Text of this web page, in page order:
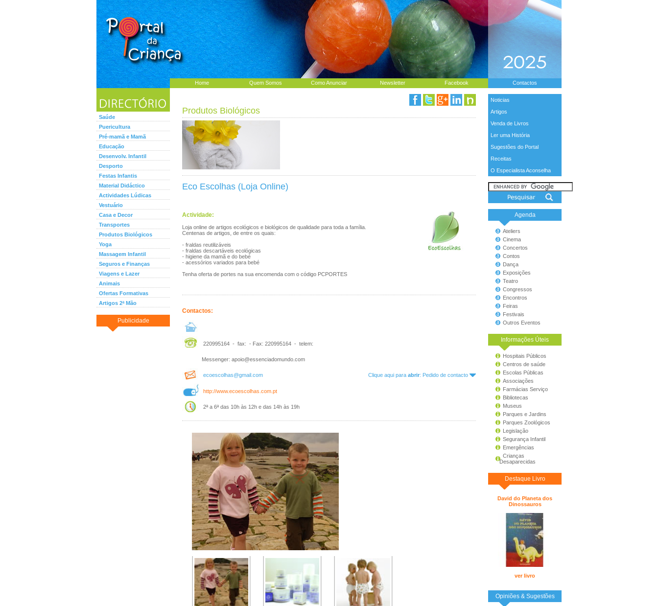
Home Quem Somos Como Anunciar Newsletter Facebook Contactos
Saúde
Puericultura
Pré-mamã e Mamã
Educação
Desenvolv. Infantil
Desporto
Festas Infantis
Material Didáctico
Actividades Lúdicas
Vestuário
Casa e Decor
Transportes
Produtos Biológicos
Yoga
Massagem Infantil
Seguros e Finanças
Viagens e Lazer
Animais
Ofertas Formativas
Artigos 2ª Mão
Publicidade
Noticias
Artigos
Venda de Livros
Ler uma História
Sugestões do Portal
Receitas
O Especialista Aconselha
Agenda
Ateliers
Cinema
Concertos
Contos
Dança
Exposições
Teatro
Congressos
Encontros
Feiras
Festivais
Outros Eventos
Informações Úteis
Hospitais Públicos
Centros de saúde
Escolas Públicas
Associações
Farmácias Serviço
Bibliotecas
Museus
Parques e Jardins
Parques Zoológicos
Legislação
Segurança Infantil
Emergências
Crianças
Desaparecidas
Destaque Livro
David do Planeta dos
Dinossauros
ver livro
Opiniões & Sugestões
Produtos Biológicos
Eco Escolhas (Loja Online)
Actividade:
Loja online de artigos ecológicos e biológicos de qualidade para toda a família.
Centenas de artigos, de entre os quais:
- fraldas reutilizáveis
- fraldas descartáveis ecológicas
- higiene da mamã e do bebé
- acessórios variados para bebé
Tenha oferta de portes na sua encomenda com o código PCPORTES
Contactos:
220995164 - fax: - Fax: 220995164 - telem:
Messenger: apoio@essenciadomundo.com
ecoescolhas@gmail.com Clique aqui para abrir: Pedido de contacto
http://www.ecoescolhas.com.pt
2ª a 6ª das 10h às 12h e das 14h às 19h